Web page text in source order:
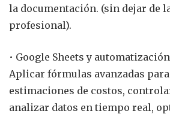
la documentación. (sin dejar de
profesional).
• Google Sheets y
Aplicar fórmulas avanzadas
estimaciones de costos,
analizar datos en tiempo real,